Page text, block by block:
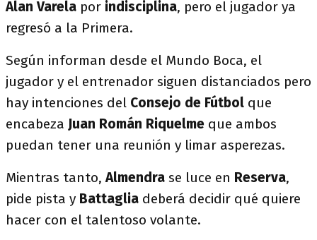
Alan Varela por indisciplina, pero el jugador ya
regresó a la Primera.
Según informan desde el Mundo Boca, el
jugador y el entrenador siguen distanciados pero
hay intenciones del Consejo de Fútbol que
encabeza Juan Román Riquelme que ambos
puedan tener una reunión y limar asperezas.
Mientras tanto,Almendra se luce en Reserva,
pide pista y Battaglia deberá decidir qué quiere
hacer con el talentoso volante.